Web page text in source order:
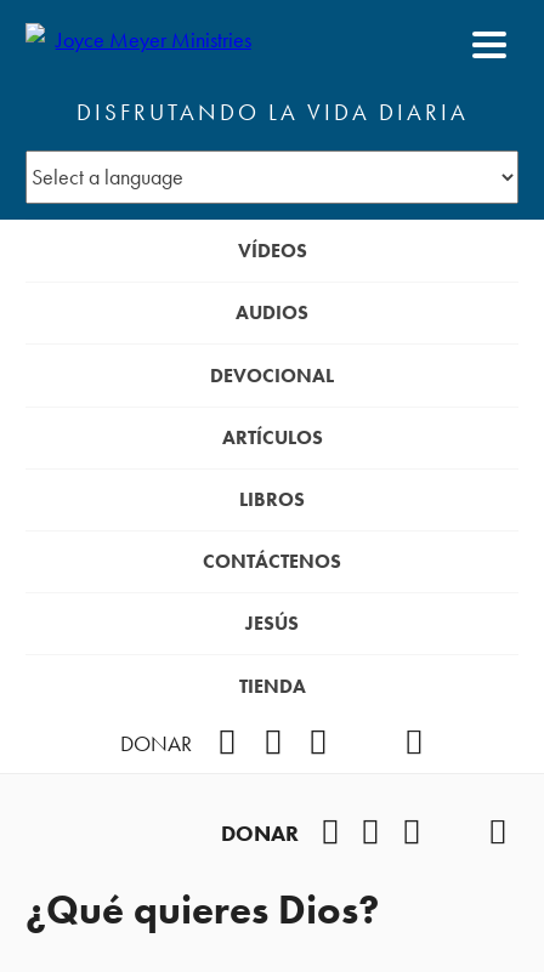
DISFRUTANDO LA VIDA DIARIA
VÍDEOS
AUDIOS
DEVOCIONAL
ARTÍCULOS
LIBROS
CONTÁCTENOS
JESÚS
TIENDA
DONAR
DONAR
¿Qué quieres Dios?